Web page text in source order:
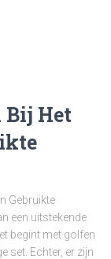
Bij Het
Gebruikte
een uitstekende
begint met golfen
set. Echter, er zijn